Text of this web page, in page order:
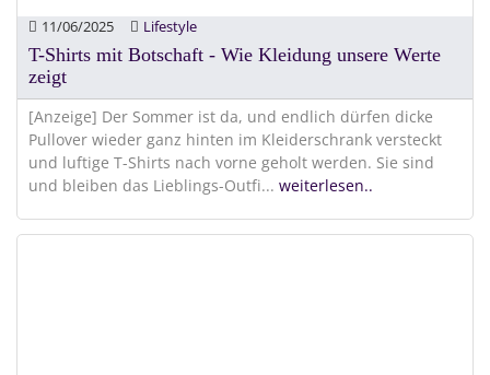
11/06/2025 Lifestyle
T-Shirts mit Botschaft - Wie Kleidung unsere Werte
zeigt
[Anzeige] Der Sommer ist da, und endlich dürfen dicke
Pullover wieder ganz hinten im Kleiderschrank versteckt
und luftige T-Shirts nach vorne geholt werden. Sie sind
und bleiben das Lieblings-Outfi... weiterlesen..